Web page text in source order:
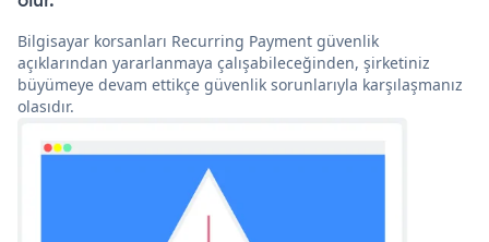
Bilgisayar korsanları Recurring Payment güvenlik
açıklarından yararlanmaya çalışabileceğinden, şirketiniz
büyümeye devam ettikçe güvenlik sorunlarıyla karşılaşmanız
olasıdır.